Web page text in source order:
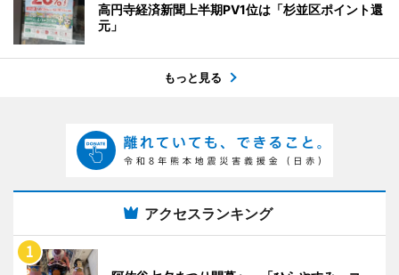
高円寺経済新聞上半期PV1位は「杉並区ポイント還
元」
もっと見る
アクセスランキング